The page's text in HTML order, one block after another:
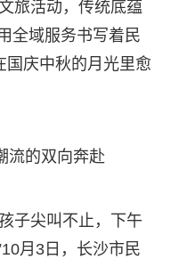
旅活动，传统底蕴
全域服务书写着民
国庆中秋的月光里愈
流的双向奔赴
子尖叫不止，下午
月3日，长沙市民